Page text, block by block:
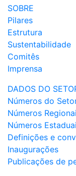
SOBRE
Pilares
Estrutura
Sustentabilidade
Comitês
Imprensa
DADOS DO
Números do
Números
Números
Definições e
Inaugurações
Publicações de